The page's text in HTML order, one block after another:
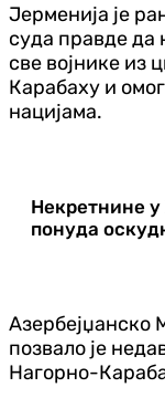
Јерменија је
суда правде да
све војнике из
Карабаху и
нацијама.
Некретнине у
понуда
Азербејџанско
позвало је
Нагорно-